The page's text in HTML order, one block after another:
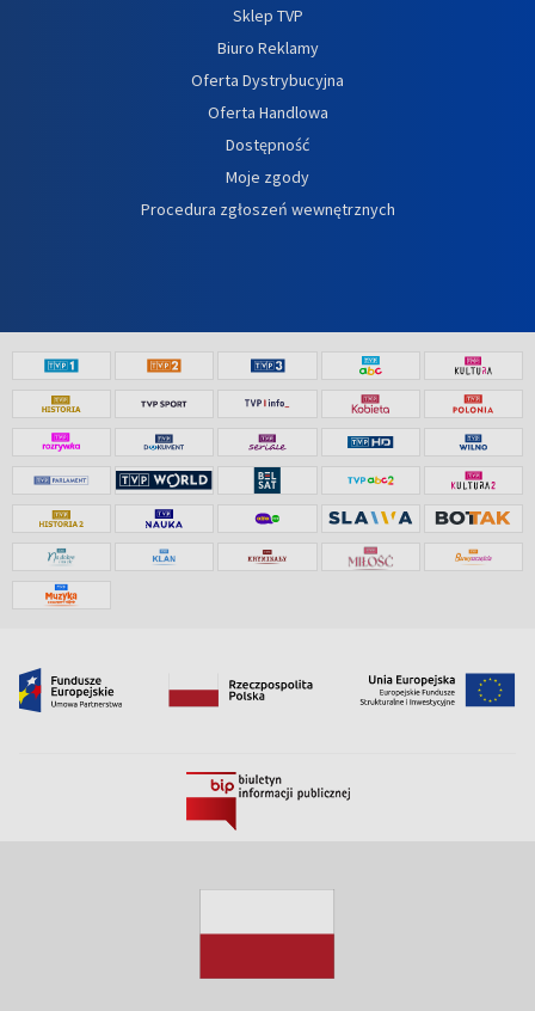
Sklep TVP
Biuro Reklamy
Oferta Dystrybucyjna
Oferta Handlowa
Dostępność
Moje zgody
Procedura zgłoszeń wewnętrznych